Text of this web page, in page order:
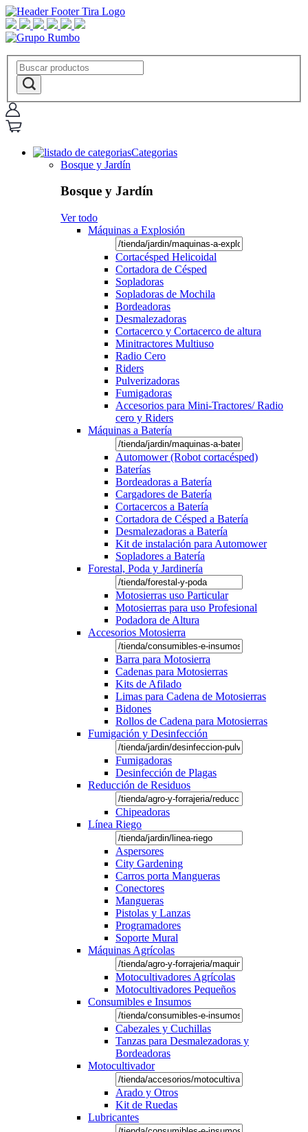
Categorias
Bosque y Jardín
Bosque y Jardín
Ver todo
Máquinas a Explosión
Cortacésped Helicoidal
Cortadora de Césped
Sopladoras
Sopladoras de Mochila
Bordeadoras
Desmalezadoras
Cortacerco y Cortacerco de altura
Minitractores Multiuso
Radio Cero
Riders
Pulverizadoras
Fumigadoras
Accesorios para Mini-Tractores/ Radio
cero y Riders
Máquinas a Batería
Automower (Robot cortacésped)
Baterías
Bordeadoras a Batería
Cargadores de Batería
Cortacercos a Batería
Cortadora de Césped a Batería
Desmalezadoras a Batería
Kit de instalación para Automower
Sopladores a Batería
Forestal, Poda y Jardinería
Motosierras uso Particular
Motosierras para uso Profesional
Podadora de Altura
Accesorios Motosierra
Barra para Motosierra
Cadenas para Motosierras
Kits de Afilado
Limas para Cadena de Motosierras
Bidones
Rollos de Cadena para Motosierras
Fumigación y Desinfección
Fumigadoras
Desinfección de Plagas
Reducción de Residuos
Chipeadoras
Línea Riego
Aspersores
City Gardening
Carros porta Mangueras
Conectores
Mangueras
Pistolas y Lanzas
Programadores
Soporte Mural
Máquinas Agrícolas
Motocultivadores Agrícolas
Motocultivadores Pequeños
Consumibles e Insumos
Cabezales y Cuchillas
Tanzas para Desmalezadoras y
Bordeadoras
Motocultivador
Arado y Otros
Kit de Ruedas
Lubricantes